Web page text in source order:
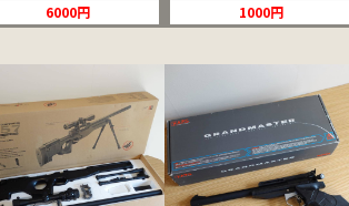
6000円
1000円